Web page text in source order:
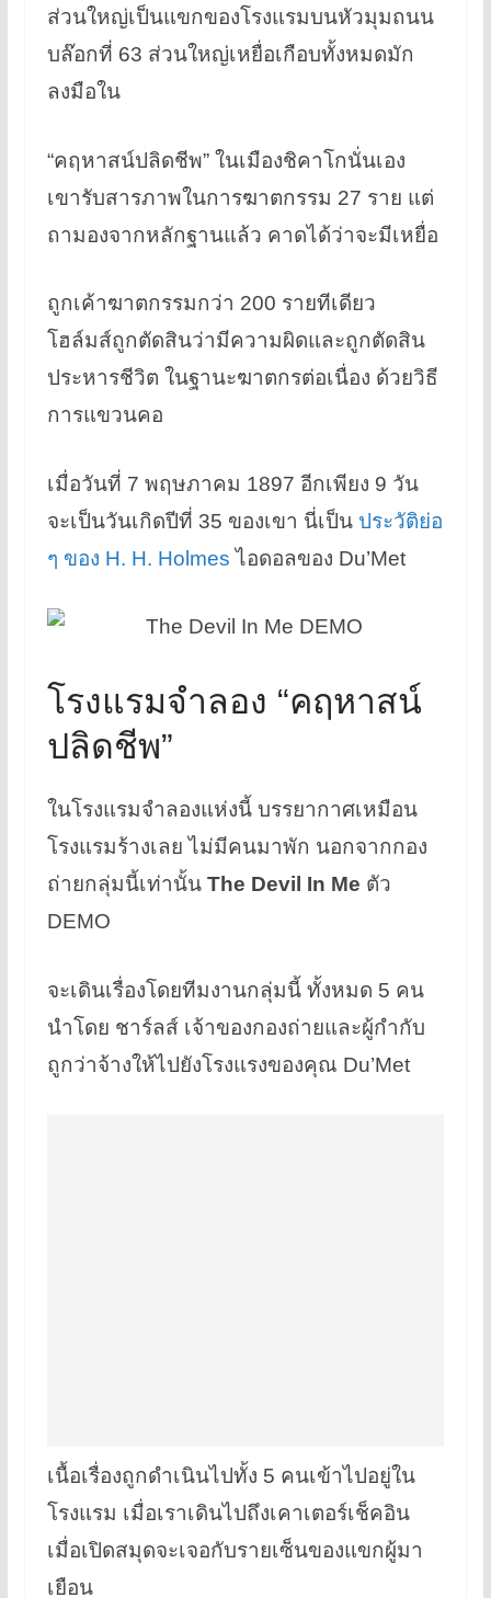
ส่วนใหญ่เป็นแขกของโรงแรมบนหัวมุมถนน
บล๊อกที่ 63 ส่วนใหญ่เหยื่อเกือบทั้งหมดมัก
ลงมือใน
“คฤหาสน์ปลิดชีพ” ในเมืองชิคาโกนั่นเอง
เขารับสารภาพในการฆาตกรรม 27 ราย แต่
ถามองจากหลักฐานแล้ว คาดได้ว่าจะมีเหยื่อ
ถูกเค้าฆาตกรรมกว่า 200 รายทีเดียว
โฮล์มส์ถูกตัดสินว่ามีความผิดและถูกตัดสิน
ประหารชีวิต ในฐานะฆาตกรต่อเนื่อง ด้วยวิธี
การแขวนคอ
เมื่อวันที่ 7 พฤษภาคม 1897 อีกเพียง 9 วัน
จะเป็นวันเกิดปีที่ 35 ของเขา นี่เป็น ประวัติย่อ
ๆ ของ H. H. Holmes ไอดอลของ Du’Met
โรงแรมจำลอง “คฤหาสน์
ปลิดชีพ”
ในโรงแรมจำลองแห่งนี้ บรรยากาศเหมือน
โรงแรมร้างเลย ไม่มีคนมาพัก นอกจากกอง
ถ่ายกลุ่มนี้เท่านั้น The Devil In Me ตัว
DEMO
จะเดินเรื่องโดยทีมงานกลุ่มนี้ ทั้งหมด 5 คน
นำโดย ชาร์ลส์ เจ้าของกองถ่ายและผู้กำกับ
ถูกว่าจ้างให้ไปยังโรงแรงของคุณ Du’Met
เนื้อเรื่องถูกดำเนินไปทั้ง 5 คนเข้าไปอยู่ใน
โรงแรม เมื่อเราเดินไปถึงเคาเตอร์เช็คอิน
เมื่อเปิดสมุดจะเจอกับรายเซ็นของแขกผู้มา
เยือน